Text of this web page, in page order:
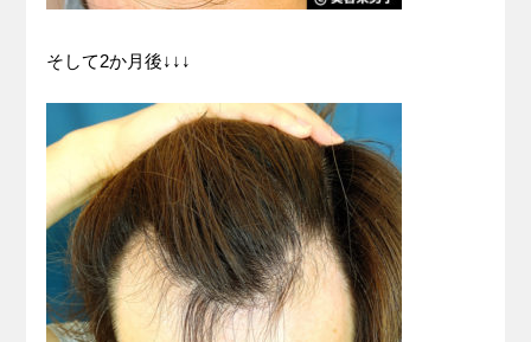
そして2か月後↓↓↓